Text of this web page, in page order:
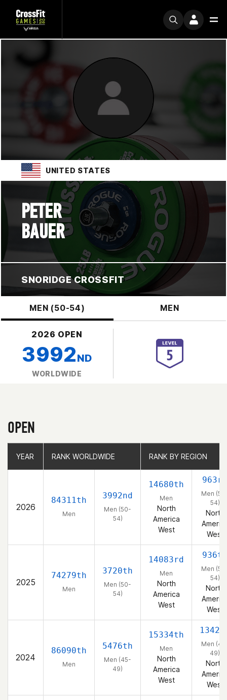
UNITED STATES
PETER
BAUER
SNORIDGE CROSSFIT
MEN (50-54) MEN
2026 OPEN
3992ND
WORLDWIDE
OPEN
YEAR RANK WORLDWIDE RANK BY REGION
2026
84311th
Men
3992nd
Men (50-
54)
14680th
Men
North
America
West
963rd
Men
54)
North
West
2025
74279th
Men
3720th
Men (50-
54)
14083rd
Men
North
America
West
936th
Men
54)
North
West
2024
86090th
Men
5476th
Men (45-
49)
15334th
Men
North
America
West
Men
49)
North
West
YEAR RANK WORLDWIDE RANK BY REGION